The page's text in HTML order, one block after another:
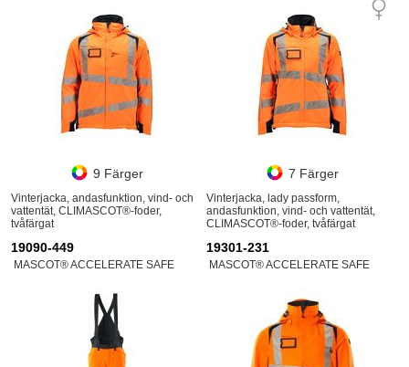
9 Färger
Vinterjacka, andasfunktion, vind- och
vattentät, CLIMASCOT®-foder,
tvåfärgat
7 Färger
Vinterjacka, lady passform,
andasfunktion, vind- och vattentät,
CLIMASCOT®-foder, tvåfärgat
19090-449
MASCOT® ACCELERATE SAFE
19301-231
MASCOT® ACCELERATE SAFE